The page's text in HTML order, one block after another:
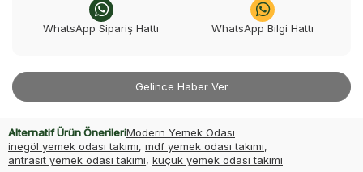
WhatsApp Sipariş Hattı WhatsApp Bilgi Hattı
Gelince Haber Ver
Alternatif Ürün ÖnerileriModern Yemek Odası
inegöl yemek odası takımı, mdf yemek odası takımı,
antrasit yemek odası takımı, küçük yemek odası takımı